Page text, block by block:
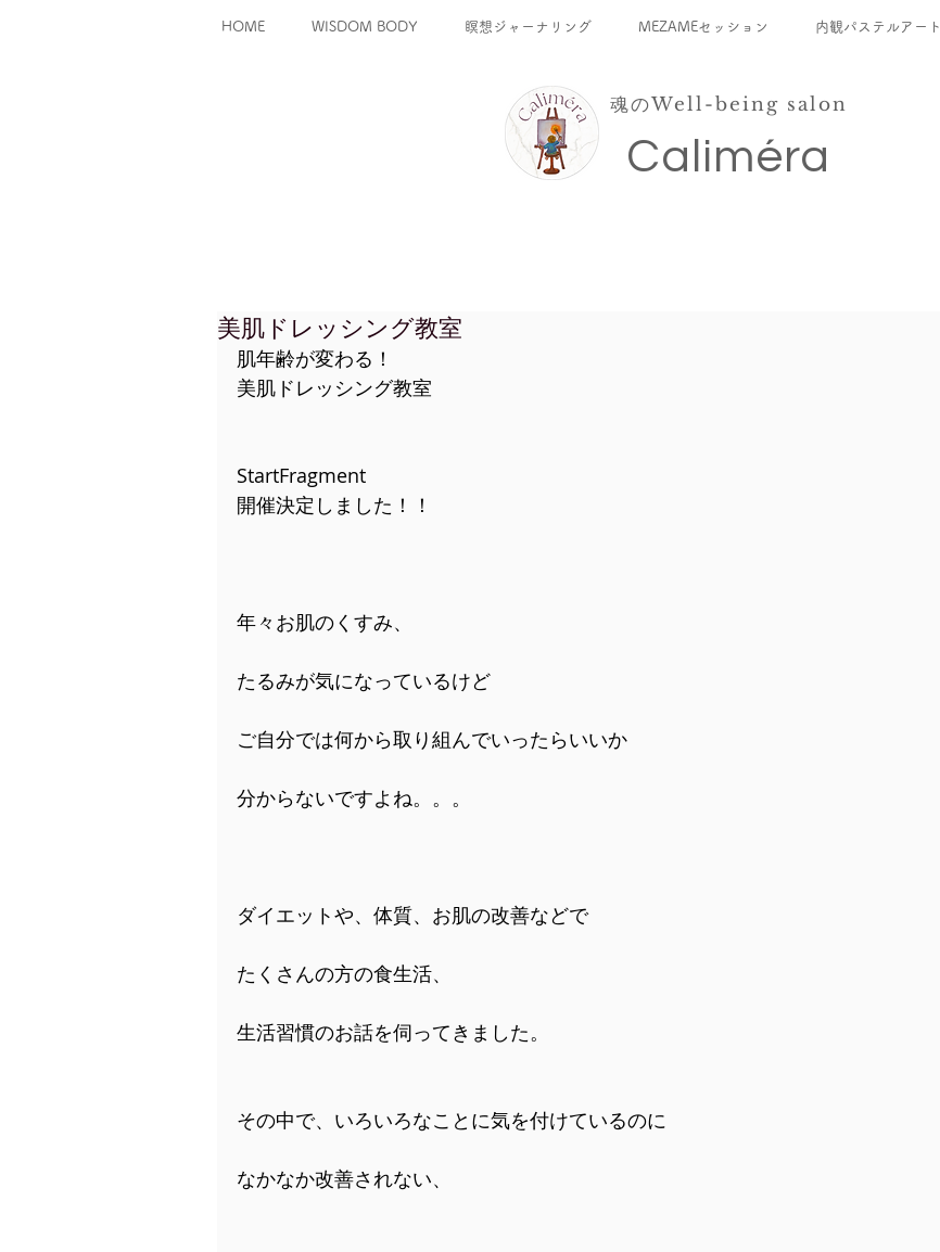
HOME WISDOM BODY 瞑想ジャーナリング MEZAMEセッション 内観パステルアート
​Caliméra
魂のWell-being salon
美肌ドレッシング教室
肌年齢が変わる！
美肌ドレッシング教室
StartFragment
開催決定しました！！
年々お肌のくすみ、
たるみが気になっているけど
ご自分では何から取り組んでいったらいいか
分からないですよね。。。
ダイエットや、体質、お肌の改善などで
たくさんの方の食生活、
生活習慣のお話を伺ってきました。
その中で、いろいろなことに気を付けているのに
なかなか改善されない、